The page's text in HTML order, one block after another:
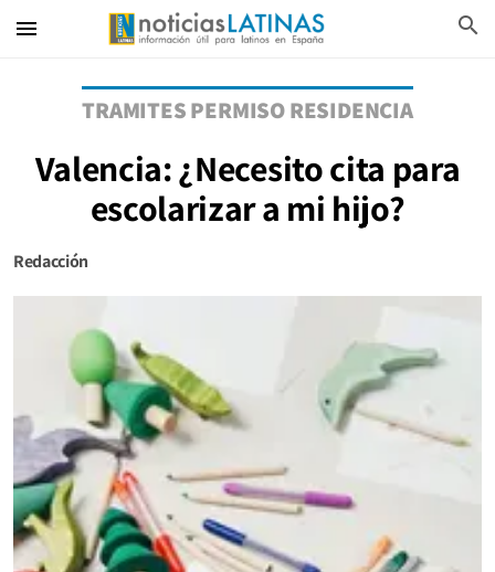
menu search
TRAMITES PERMISO RESIDENCIA
Valencia: ¿Necesito cita para
escolarizar a mi hijo?
Redacción